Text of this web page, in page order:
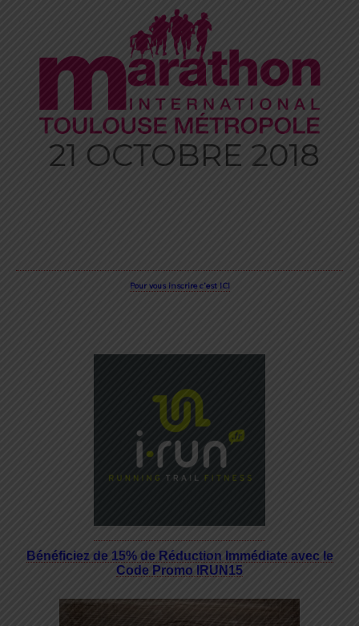
Pour vous inscrirec’est ICI
Bénéficiez de 15% de Réduction Immédiate avec le
Code Promo IRUN15